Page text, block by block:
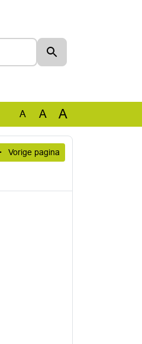
A A A
Vorige pagina